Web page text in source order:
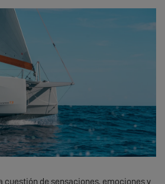
cuestión de sensaciones, emociones y